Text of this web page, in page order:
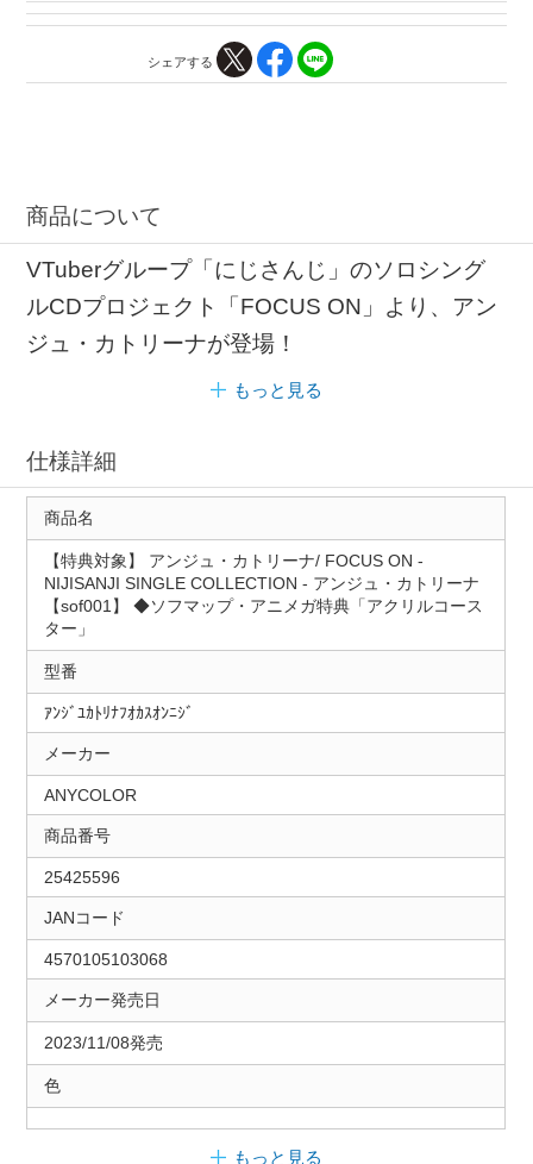
シェアする
商品について
VTuberグループ「にじさんじ」のソロシング
ルCDプロジェクト「FOCUS ON」より、アン
ジュ・カトリーナが登場！
もっと見る
仕様詳細
商品名
【特典対象】 アンジュ・カトリーナ/ FOCUS ON ‐
NIJISANJI SINGLE COLLECTION ‐ アンジュ・カトリーナ
【sof001】 ◆ソフマップ・アニメガ特典「アクリルコース
ター」
型番
ｱﾝｼﾞﾕｶﾄﾘﾅﾌｵｶｽｵﾝﾆｼﾞ
メーカー
ANYCOLOR
商品番号
25425596
JANコード
4570105103068
メーカー発売日
2023/11/08発売
色
もっと見る